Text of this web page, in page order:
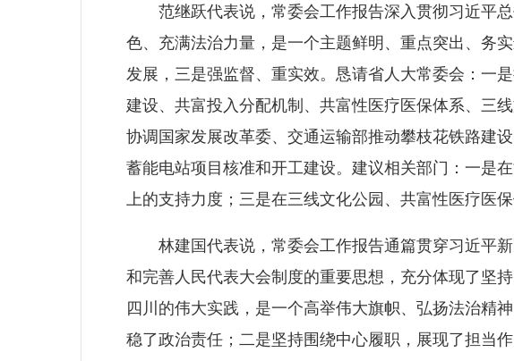
范继跃代表说，常委会工作报告深入贯彻习近平总
色、充满法治力量，是一个主题鲜明、重点突出、务
发展，三是强监督、重实效。恳请省人大常委会：一
建设、共富投入分配机制、共富性医疗医保体系、三
协调国家发展改革委、交通运输部推动攀枝花铁路
蓄能电站项目核准和开工建设。建议相关部门：一是
上的支持力度；三是在三线文化公园、共富性医疗医
林建国代表说，常委会工作报告通篇贯穿习近平新
和完善人民代表大会制度的重要思想，充分体现了坚
四川的伟大实践，是一个高举伟大旗帜、弘扬法治精
稳了政治责任；二是坚持围绕中心履职，展现了担当